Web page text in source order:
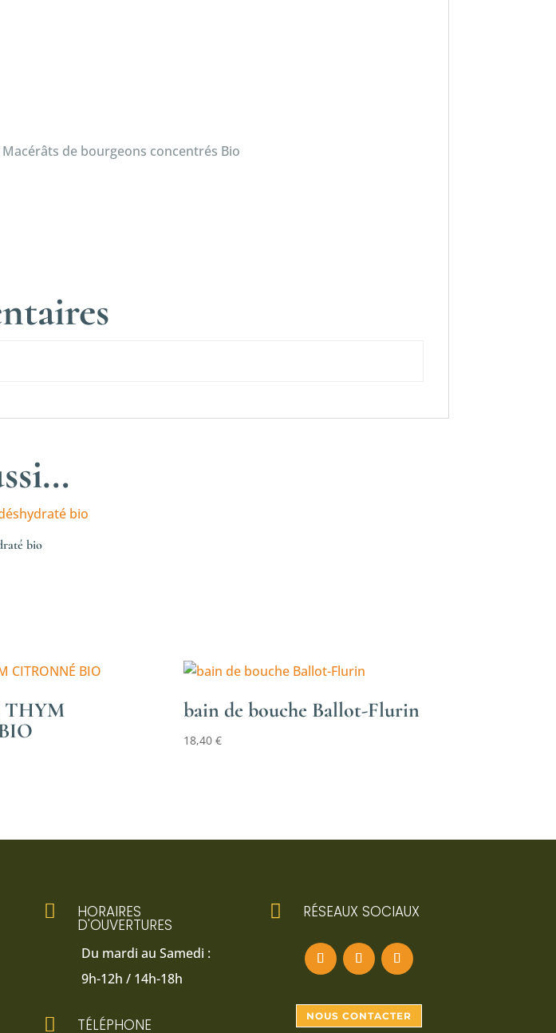
de bourgeons concentrés Bio
bio
THYM
bain de bouche Ballot-Flurin
18,40€
 HORAIRES
D'OUVERTURES
Du mardi au Samedi :
9h-12h / 14h-18h
 TÉLÉPHONE
 RÉSEAUX SOCIAUX
NOUS CONTACTER